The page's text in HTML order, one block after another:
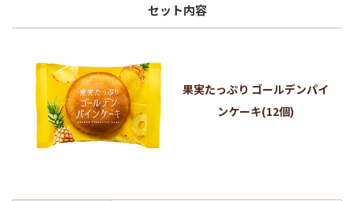
セット内容
果実たっぷり ゴールデンパイ
ンケーキ(12個)